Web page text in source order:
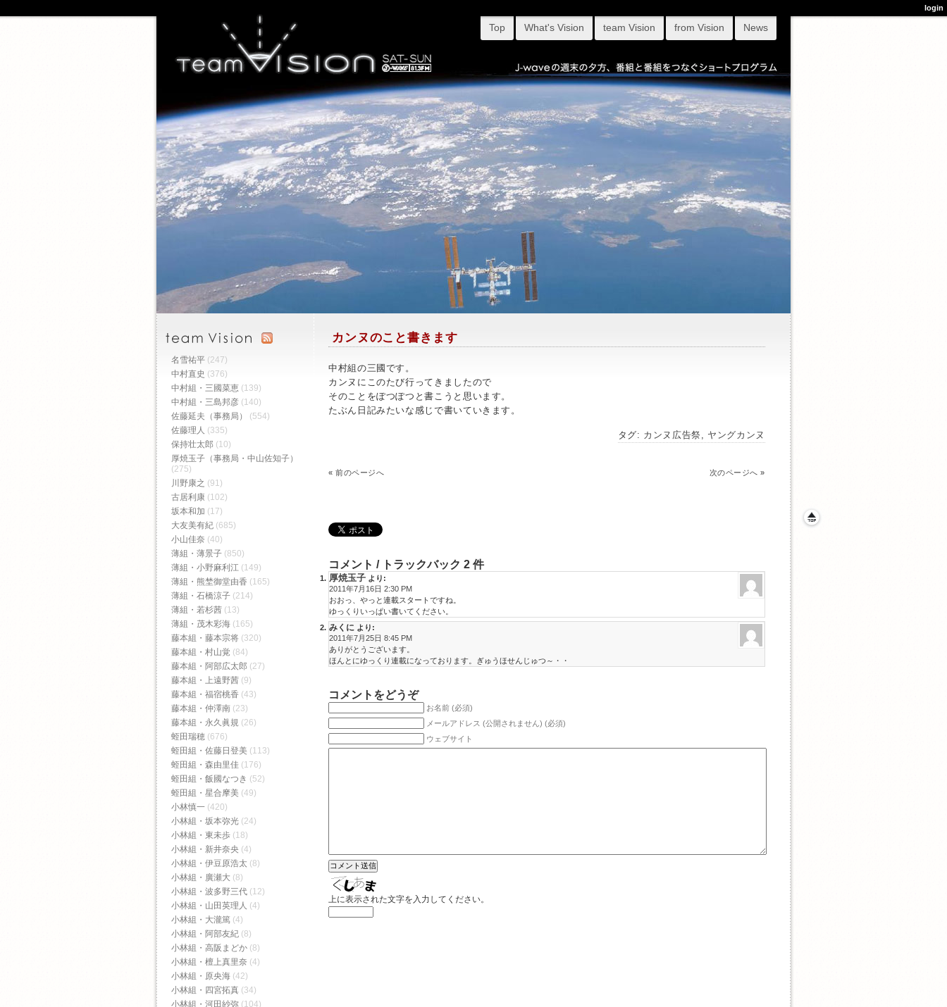
Top What's Vision team Vision from Vision News
カンヌのこと書きます
中村組の三國です。
カンヌにこのたび行ってきましたので
そのことをぽつぽつと書こうと思います。
たぶん日記みたいな感じで書いていきます。
タグ: カンヌ広告祭 , ヤングカンヌ
«前のページへ 次のページへ »
コメント / トラックバック 2 件
厚焼玉子 より:
2011年7月16日 2:30 PM
おおっ、やっと連載スタートですね。
ゆっくりいっぱい書いてください。
みくに より:
2011年7月25日 8:45 PM
ありがとうございます。
ほんとにゆっくり連載になっております。ぎゅうほせんじゅつ～・・
コメントをどうぞ
お名前 (必須)
メールアドレス (公開されません) (必須)
ウェブサイト
上に表示された文字を入力してください。
名雪祐平 (247)
中村直史 (376)
中村組・三國菜恵 (139)
中村組・三島邦彦 (140)
佐藤延夫（事務局）
(554)
佐藤理人 (335)
保持壮太郎 (10)
厚焼玉子（事務局・中山佐知子）
(275)
川野康之 (91)
古居利康 (102)
坂本和加 (17)
大友美有紀 (685)
小山佳奈 (40)
薄組・薄景子 (850)
薄組・小野麻利江 (149)
薄組・熊埜御堂由香 (165)
薄組・石橋涼子 (214)
薄組・若杉茜 (13)
薄組・茂木彩海 (165)
藤本組・藤本宗将 (320)
藤本組・村山覚 (84)
藤本組・阿部広太郎 (27)
藤本組・上遠野茜 (9)
藤本組・福宿桃香‬ (43)
藤本組・仲澤南 (23)
藤本組・永久眞規 (26)
蛭田瑞穂 (676)
蛭田組・佐藤日登美 (113)
蛭田組・森由里佳 (176)
蛭田組・飯國なつき (52)
蛭田組・星合摩美 (49)
小林慎一 (420)
小林組・坂本弥光 (24)
小林組・東未歩 (18)
小林組・新井奈央 (4)
小林組・伊豆原浩太 (8)
小林組・廣瀬大 (8)
小林組・波多野三代 (12)
小林組・山田英理人 (4)
小林組・大瀧篤 (4)
小林組・阿部友紀 (8)
小林組・高阪まどか (8)
小林組・檀上真里奈 (4)
小林組・原央海 (42)
小林組・四宮拓真 (34)
小林組・河田紗弥 (104)
login